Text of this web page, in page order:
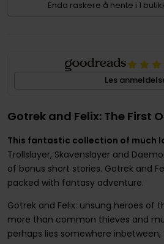
Enda raskere å hente i 1
Les
Gotrek and Felix: The First
This fantastic collection of much
Trollslayer, Skavenslayer and
of bonus short stories. Gotrek and
packed with fantasy adventure.
Gotrek and Felix: unsung heroes of
more than common thieves and
perhaps lies somewhere